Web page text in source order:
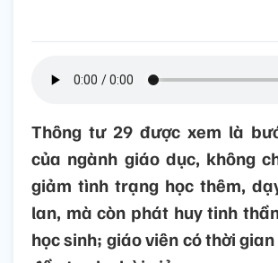
Thông tư 29 được xem là
của ngành giáo dục, không
giảm tình trạng học thêm,
lan, mà còn phát huy tinh
học sinh; giáo viên có thời